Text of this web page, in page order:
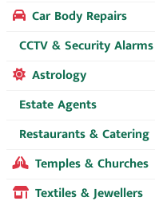
Car Body Repairs
CCTV & Security Alarms
Astrology
Estate Agents
Restaurants & Catering
Temples & Churches
Textiles & Jewellers